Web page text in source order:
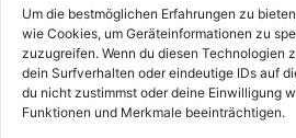
Um die bestmöglichen Erfahrungen zu
wie Cookies, um Geräteinformationen zu
zuzugreifen. Wenn du diesen Technologien
dein Surfverhalten oder eindeutige IDs auf
du nicht zustimmst oder deine Einwilligung
Funktionen und Merkmale beeinträchtigen.
Code vergessen /
Formatierung
Du hast deinen Entsperrcode
Smartphone startet nicht richtig?